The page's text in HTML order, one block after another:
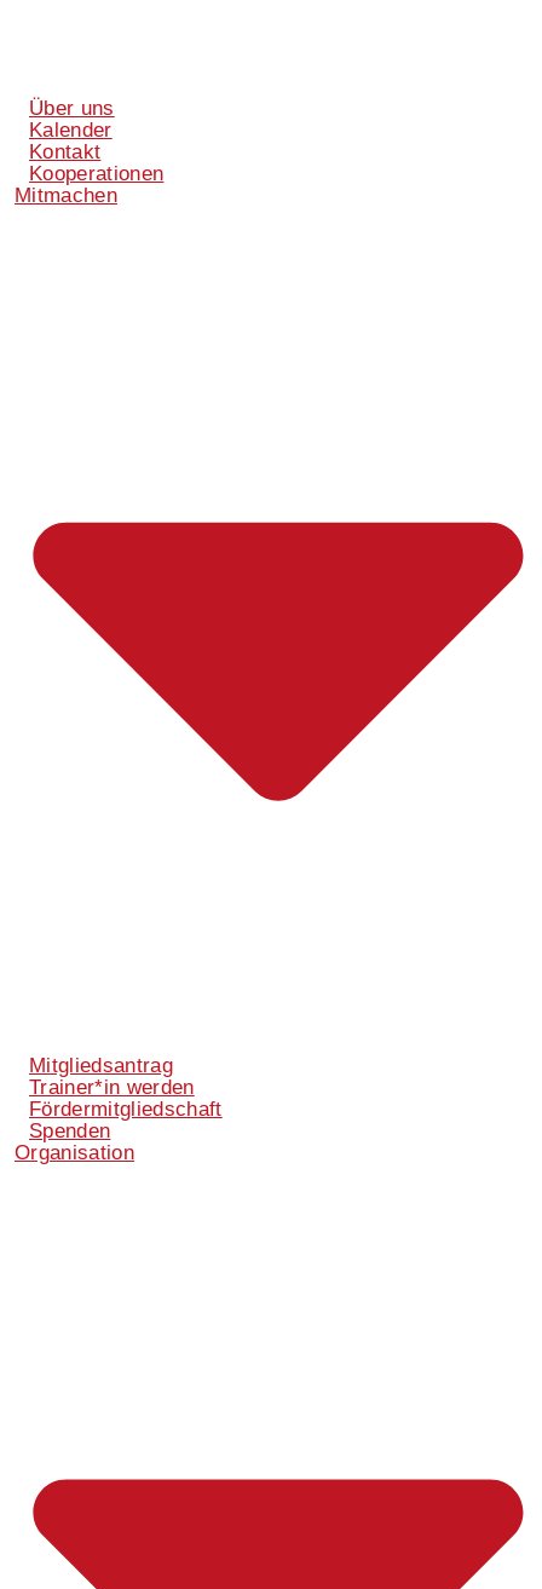
Über uns
Kalender
Kontakt
Kooperationen
Mitmachen
Mitgliedsantrag
Trainer*in werden
Fördermitgliedschaft
Spenden
Organisation